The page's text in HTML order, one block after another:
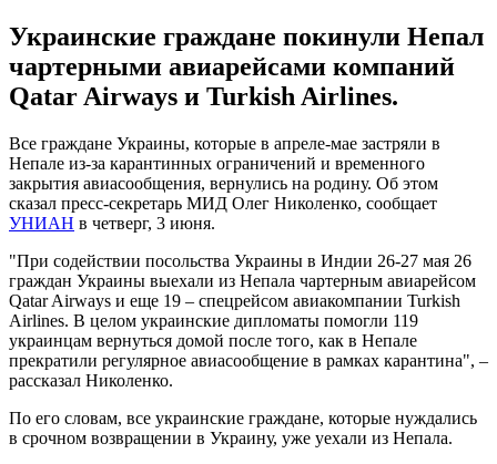
Украинские граждане покинули Непал
чартерными авиарейсами компаний
Qatar Airways и Turkish Airlines.
Все граждане Украины, которые в апреле-мае застряли в
Непале из-за карантинных ограничений и временного
закрытия авиасообщения, вернулись на родину. Об этом
сказал пресс-секретарь МИД Олег Николенко, сообщает
УНИАН в четверг, 3 июня.
"При содействии посольства Украины в Индии 26-27 мая 26
граждан Украины выехали из Непала чартерным авиарейсом
Qatar Airways и еще 19 – спецрейсом авиакомпании Turkish
Airlines. В целом украинские дипломаты помогли 119
украинцам вернуться домой после того, как в Непале
прекратили регулярное авиасообщение в рамках карантина", –
рассказал Николенко.
По его словам, все украинские граждане, которые нуждались
в срочном возвращении в Украину, уже уехали из Непала.